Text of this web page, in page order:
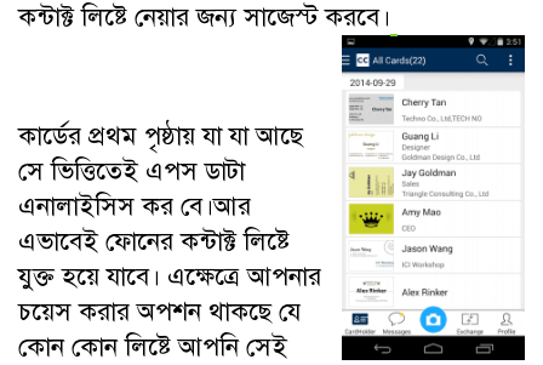
কন্টাক্ট লিষ্টে নেয়ার জন্য সাজেস্ট করবে।
কার্ডের প্রথম পৃষ্ঠায় যা যা আছে
সে ভিত্তিতেই এপস ডাটা
এনালাইসিস কর বে।আর
এভাবেই ফোনের কন্টাক্ট লিষ্টে
যুক্ত হয়ে যাবে। এক্ষেত্রে আপনার
চয়েস করার অপশন থাকছে যে
কোন কোন লিষ্টে আপনি সেই